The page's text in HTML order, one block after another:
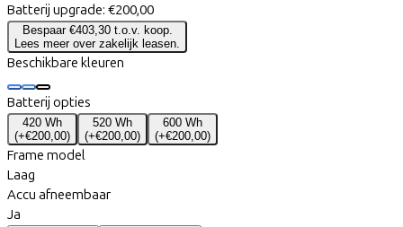
Batterij upgrade: €200,00
Bespaar €403,30 t.o.v. koop.
Lees meer over zakelijk leasen.
Beschikbare kleuren
Batterij opties
420 Wh
(+€200,00)
520 Wh
(+€200,00)
600 Wh
(+€200,00)
Frame model
Laag
Accu afneembaar
Ja